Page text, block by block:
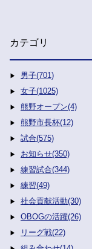
カテゴリ
男子(701)
女子(1025)
熊野オープン(4)
熊野市長杯(12)
試合(575)
お知らせ(350)
練習試合(344)
練習(49)
社会貢献活動(30)
OBOGの活躍(26)
リーグ戦(22)